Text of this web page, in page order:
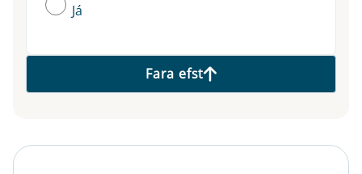
Já
Fara efst